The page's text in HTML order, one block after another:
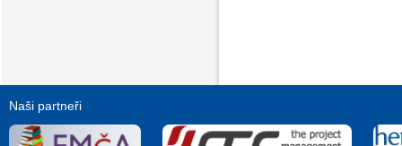
Naši partneři